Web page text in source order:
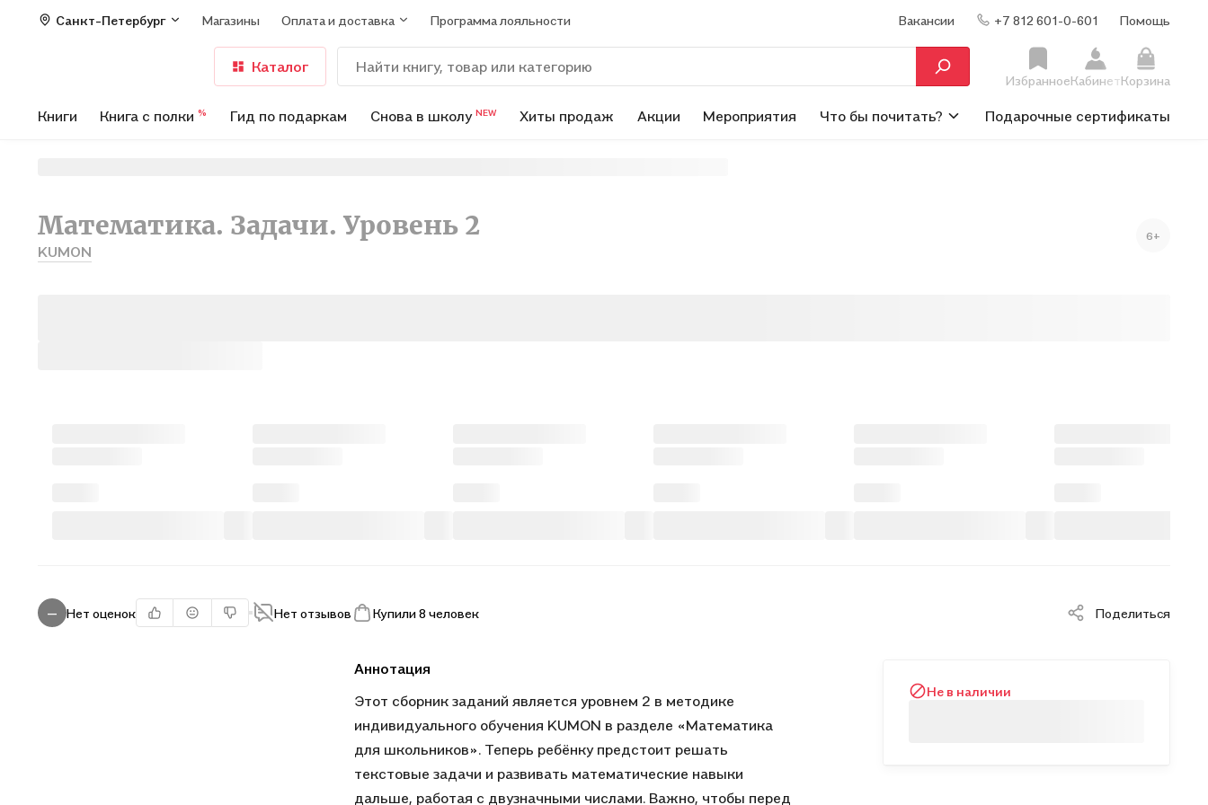
Санкт-Петербург Магазины Оплата и доставка Программа лояльности Вакансии +7 812 601-0-601 Помощь
Каталог
ИзбранноеКабинетКорзина
Книги Книга с полки % Гид по подаркам Снова в школу NEW Хиты продаж Акции Мероприятия Что бы почитать? Подарочные сертификаты
Математика. Задачи. Уровень 2
KUMON
6+
— Нет оценок Нет отзывов Купили 8 человек Поделиться
Аннотация
Этот сборник заданий является уровнем 2 в методике
индивидуального обучения KUMON в разделе «Математика
для школьников». Теперь ребёнку предстоит решать
текстовые задачи и развивать математические навыки
дальше, работая с двузначными числами. Важно, чтобы перед
Не в наличии